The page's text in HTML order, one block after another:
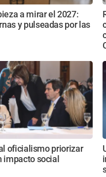
a mirar el 2027:
y pulseadas por las
oficialismo priorizar
impacto social